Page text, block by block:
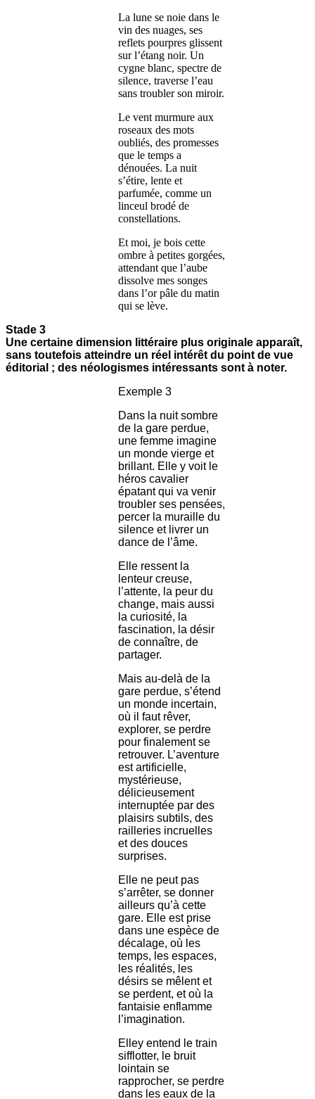
La lune se noie dans le
vin des nuages, ses
reflets pourpres glissent
sur l’étang noir. Un
cygne blanc, spectre de
silence, traverse l’eau
sans troubler son miroir.
Le vent murmure aux
roseaux des mots
oubliés, des promesses
que le temps a
dénouées. La nuit
s’étire, lente et
parfumée, comme un
linceul brodé de
constellations.
Et moi, je bois cette
ombre à petites gorgées,
attendant que l’aube
dissolve mes songes
dans l’or pâle du matin
qui se lève.
Stade 3
Une certaine dimension littéraire plus originale apparaît,
sans toutefois atteindre un réel intérêt du point de vue
éditorial ; des néologismes intéressants sont à noter.
Exemple 3
Dans la nuit sombre
de la gare perdue,
une femme imagine
un monde vierge et
brillant. Elle y voit le
héros cavalier
épatant qui va venir
troubler ses pensées,
percer la muraille du
silence et livrer un
dance de l’âme.
Elle ressent la
lenteur creuse,
l’attente, la peur du
change, mais aussi
la curiosité, la
fascination, la désir
de connaître, de
partager.
Mais au-delà de la
gare perdue, s’étend
un monde incertain,
où il faut rêver,
explorer, se perdre
pour finalement se
retrouver. L’aventure
est artificielle,
mystérieuse,
délicieusement
internuptée par des
plaisirs subtils, des
railleries incruelles
et des douces
surprises.
Elle ne peut pas
s’arrêter, se donner
ailleurs qu’à cette
gare. Elle est prise
dans une espèce de
décalage, où les
temps, les espaces,
les réalités, les
désirs se mêlent et
se perdent, et où la
fantaisie enflamme
l’imagination.
Elley entend le train
sifflotter, le bruit
lointain se
rapprocher, se perdre
dans les eaux de la